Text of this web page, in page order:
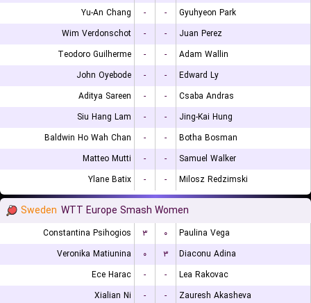
Yu-An Chang
- -
Gyuhyeon Park
Wim Verdonschot
- -
Juan Perez
Teodoro Guilherme
- -
Adam Wallin
John Oyebode
- -
Edward Ly
Aditya Sareen
- -
Csaba Andras
Siu Hang Lam
- -
Jing-Kai Hung
Baldwin Ho Wah Chan
- -
Botha Bosman
Matteo Mutti
- -
Samuel Walker
Ylane Batix
- - Milosz Redzimski
Sweden WTT Europe Smash Women
Constantina Psihogios ۳ ۰
Paulina Vega
Veronika Matiunina
۰ ۳
Diaconu Adina
Ece Harac
- -
Lea Rakovac
Xialian Ni
- -
Zauresh Akasheva